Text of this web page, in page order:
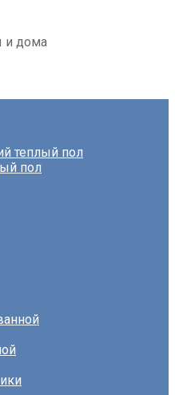
и дома
теплый пол
пол